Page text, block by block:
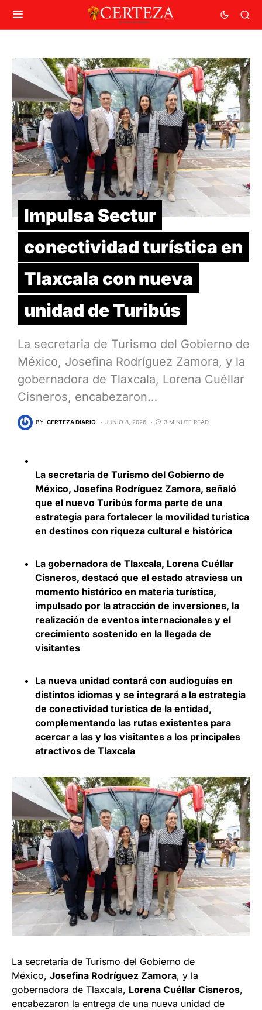
Impulsa Sectur
conectividad turística en
Tlaxcala con nueva
unidad de Turibús
La secretaria de Turismo del Gobierno de
México, Josefina Rodríguez Zamora, y la
gobernadora de Tlaxcala, Lorena Cuéllar
Cisneros, encabezaron…
BY CERTEZA DIARIO JUNIO 8, 2026 3 MINUTE READ
La secretaria de Turismo del Gobierno de
México, Josefina Rodríguez Zamora, señaló
que el nuevo Turibús forma parte de una
estrategia para fortalecer la movilidad turística
en destinos con riqueza cultural e histórica
La gobernadora de Tlaxcala, Lorena Cuéllar
Cisneros, destacó que el estado atraviesa un
momento histórico en materia turística,
impulsado por la atracción de inversiones, la
realización de eventos internacionales y el
crecimiento sostenido en la llegada de
visitantes
La nueva unidad contará con audioguías en
distintos idiomas y se integrará a la estrategia
de conectividad turística de la entidad,
complementando las rutas existentes para
acercar a las y los visitantes a los principales
atractivos de Tlaxcala
La secretaria de Turismo del Gobierno de
México, Josefina Rodríguez Zamora, y la
gobernadora de Tlaxcala, Lorena Cuéllar Cisneros,
encabezaron la entrega de una nueva unidad de